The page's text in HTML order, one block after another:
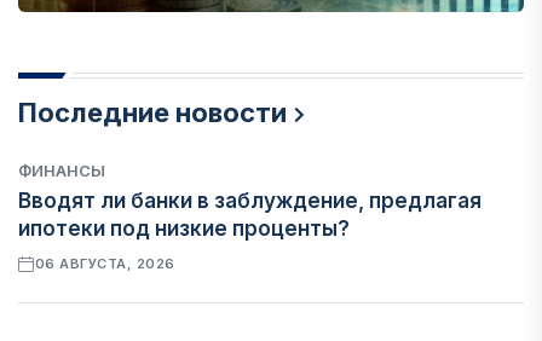
Последние новости
ФИНАНСЫ
Вводят ли банки в заблуждение, предлагая
ипотеки под низкие проценты?
06 АВГУСТА, 2026